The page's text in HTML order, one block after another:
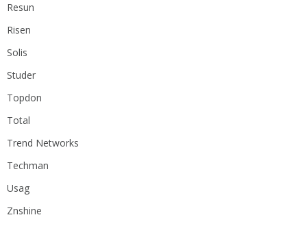
Resun
Risen
Solis
Studer
Topdon
Total
Trend Networks
Techman
Usag
Znshine